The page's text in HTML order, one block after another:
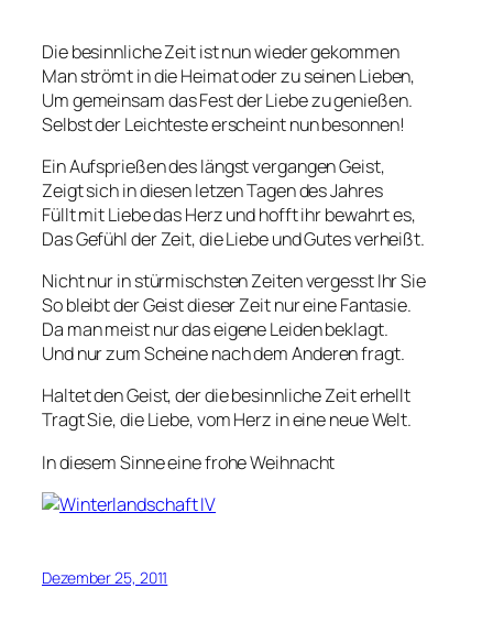
Die besinnliche Zeit ist nun wieder gekommen
Man strömt in die Heimat oder zu seinen Lieben,
Um gemeinsam das Fest der Liebe zu genießen.
Selbst der Leichteste erscheint nun besonnen!
Ein Aufsprießen des längst vergangen Geist,
Zeigt sich in diesen letzen Tagen des Jahres
Füllt mit Liebe das Herz und hofft ihr bewahrt es,
Das Gefühl der Zeit, die Liebe und Gutes verheißt.
Nicht nur in stürmischsten Zeiten vergesst Ihr Sie
So bleibt der Geist dieser Zeit nur eine Fantasie.
Da man meist nur das eigene Leiden beklagt.
Und nur zum Scheine nach dem Anderen fragt.
Haltet den Geist, der die besinnliche Zeit erhellt
Tragt Sie, die Liebe, vom Herz in eine neue Welt.
In diesem Sinne eine frohe Weihnacht
Dezember 25, 2011